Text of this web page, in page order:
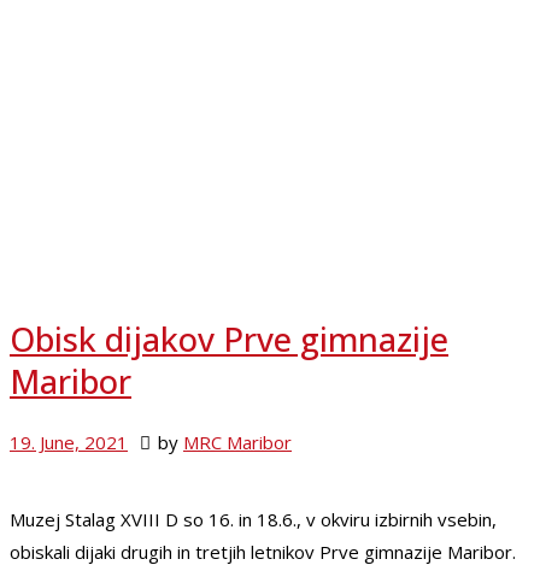
Obisk dijakov Prve gimnazije
Maribor
19. June, 2021 by MRC Maribor
Muzej Stalag XVIII D so 16. in 18.6., v okviru izbirnih vsebin,
obiskali dijaki drugih in tretjih letnikov Prve gimnazije Maribor.